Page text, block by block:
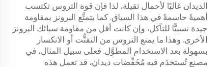
الديدان غالبًا لأحمال ثقيلة، لذا فإن قوة التروس تكتسب
أهميةً حاسمةً في هذا السياق. كما يتمتَّع البرونز بمقاومة
جيدة نسبيًّا للتآكل، وإن كانت أقل من مقاومة سبائك البرونز
الأخرى. وهذا ما يمنع التروس من التفتُّت أو الانكسار
بسهولة بعد الاستخدام المطوَّل. فعلى سبيل المثال، في
مصنعٍ تُستخدَم فيه مُخَفِّضات ديدان، قد تعمل هذه